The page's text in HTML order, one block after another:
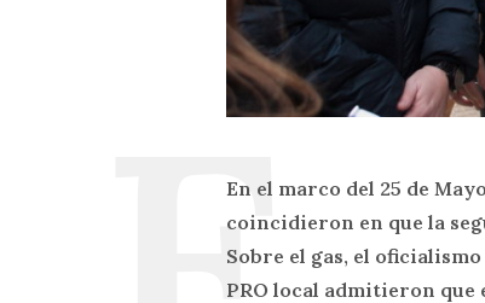
En el marco del 25 de
coincidieron en que la
Sobre el gas, el
PRO local admitieron que